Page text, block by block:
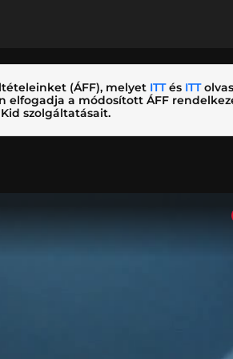
(ÁFF), melyet ITTés ITT
elfogadja a módosított ÁFF
szolgáltatásait.